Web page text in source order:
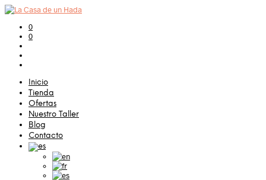
0
0
Inicio
Tienda
Ofertas
Nuestro Taller
Blog
Contacto